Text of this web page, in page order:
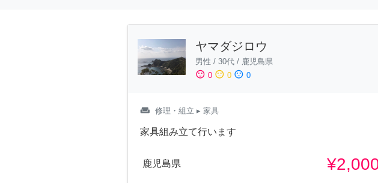
ヤマダジロウ
男性 / 30代 / 鹿児島県
sentiment_satisfied 0 sentiment_neutral 0 sentiment_dissatisfied 0
weekend 修理・組立 ▸ 家具
家具組み立て行います
鹿児島県